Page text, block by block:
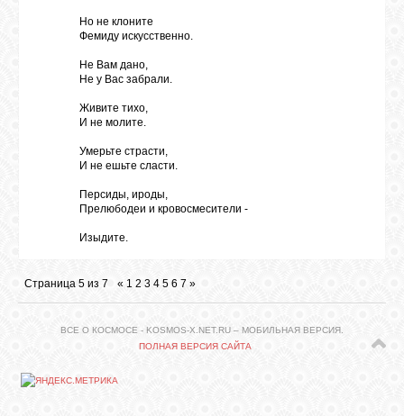
Но не клоните
Фемиду искусственно.
Не Вам дано,
Не у Вас забрали.
Живите тихо,
И не молите.
Умерьте страсти,
И не ешьте сласти.
Персиды, ироды,
Прелюбодеи и кровосмесители -
Изыдите.
Страница 5 из 7 « 1 2 3 4 5 6 7 »
ВСЕ О КОСМОСЕ - KOSMOS-X.NET.RU – МОБИЛЬНАЯ ВЕРСИЯ.
ПОЛНАЯ ВЕРСИЯ САЙТА